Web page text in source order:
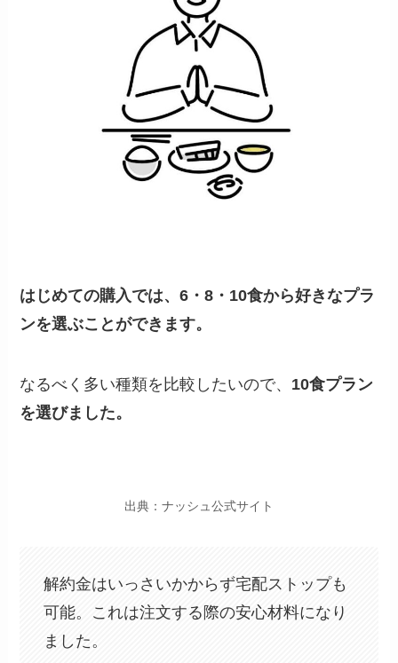
はじめての購入では、6・8・10食から好きなプラ
ンを選ぶことができます。
なるべく多い種類を比較したいので、 10食プラン
を選びました。
出典：ナッシュ公式サイト
解約金はいっさいかからず宅配ストップも
可能。これは注文する際の安心材料になり
ました。